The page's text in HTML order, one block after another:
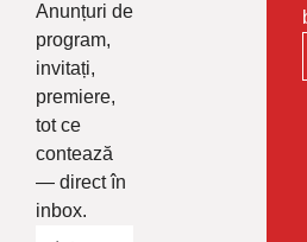
Anunțuri de
program,
invitați,
premiere,
tot ce
contează
— direct în
inbox.